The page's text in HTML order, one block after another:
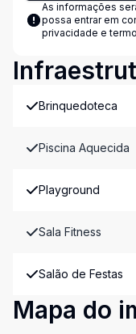
As informações
possa entrar em
privacidade e
Brinquedoteca
Piscina Aquecida
Playground
Sala Fitness
Salão de Festas
Mapa do